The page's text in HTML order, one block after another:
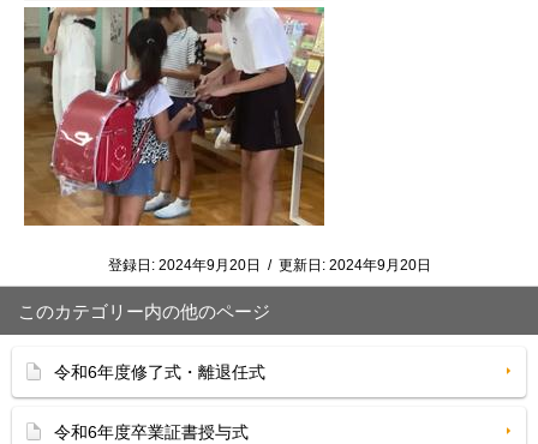
登録日: 2024年9月20日 / 更新日: 2024年9月20日
このカテゴリー内の他のページ
令和6年度修了式・離退任式
令和6年度卒業証書授与式